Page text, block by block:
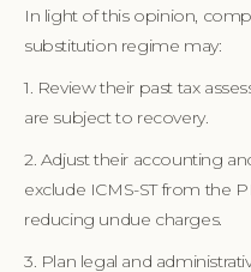
In light of this opinion,
substitution regime may:
1. Review their past tax
are subject to recovery.
2. Adjust their accounting
exclude ICMS-ST from the
reducing undue charges.
3. Plan legal and